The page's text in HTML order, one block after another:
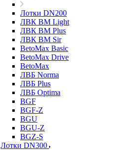
Лотки DN200
ЛВК ВМ Light
ЛВК ВМ Plus
ЛВК ВМ Sir
BetoMax Basic
BetoMax Drive
BetoMax
ЛВБ Norma
ЛВБ Plus
ЛВБ Optima
BGF
BGF-Z
BGU
BGU-Z
BGZ-S
Лотки DN300